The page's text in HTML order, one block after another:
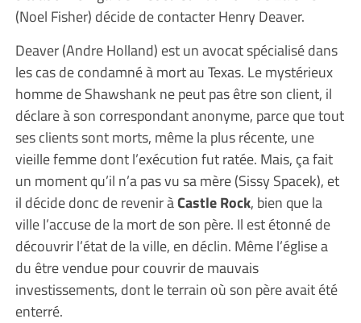
(Noel Fisher) décide de contacter Henry Deaver.
Deaver (Andre Holland) est un avocat spécialisé dans
les cas de condamné à mort au Texas. Le mystérieux
homme de Shawshank ne peut pas être son client, il
déclare à son correspondant anonyme, parce que tout
ses clients sont morts, même la plus récente, une
vieille femme dont l’exécution fut ratée. Mais, ça fait
un moment qu’il n’a pas vu sa mère (Sissy Spacek), et
il décide donc de revenir àCastle Rock, bien que la
ville l’accuse de la mort de son père. Il est étonné de
découvrir l’état de la ville, en déclin. Même l’église a
du être vendue pour couvrir de mauvais
investissements, dont le terrain où son père avait été
enterré.